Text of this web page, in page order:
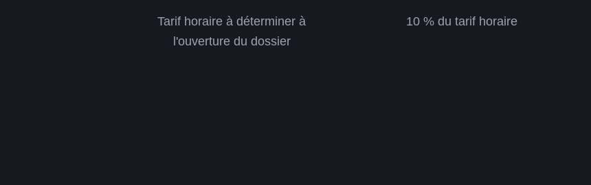
Tarif horaire à déterminer à
l'ouverture du dossier
10 % du tarif horaire